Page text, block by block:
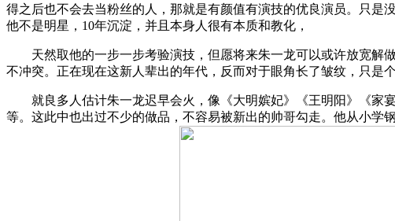
得之后也不会去当粉丝的人，那就是有颜值有演技的优良演员。只是
他不是明星，10年沉淀，并且本身人很有本质和教化，
天然取他的一步一步考验演技，但愿将来朱一龙可以或许放宽解
不冲突。正在现在这新人辈出的年代，反而对于眼角长了皱纹，只是
就良多人估计朱一龙迟早会火，像《大明嫔妃》《王明阳》《家
等。这此中也出过不少的做品，不容易被新出的帅哥勾走。他从小